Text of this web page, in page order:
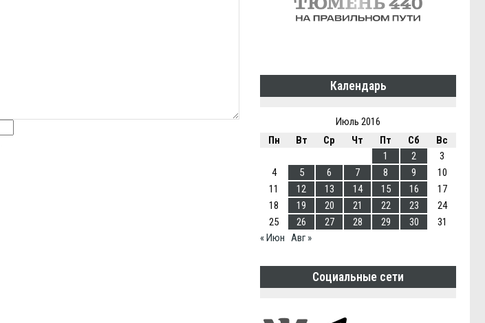
Календарь
Июль 2016
Пн
Вт Ср Чт Пт Сб
Вс
1
2
3
4
5 6 7 8 9
10
11
12 13 14 15 16
17
18
19 20 21 22 23
24
25
26 27 28 29 30
31
« Июн
Авг »
Социальные сети